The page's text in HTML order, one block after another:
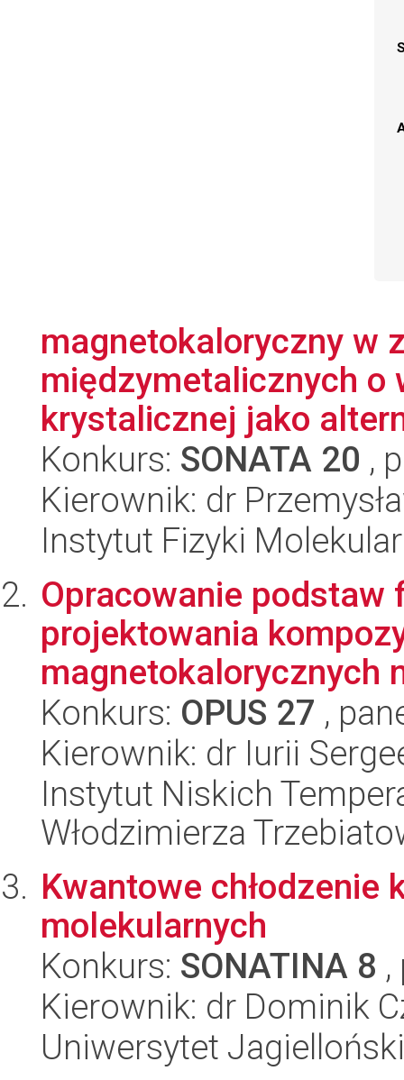
magnetokaloryczny w
międzymetalicznych
krystalicznej jako
Konkurs: SONATA 20 ,
Kierownik: dr
Instytut Fizyki
Opracowanie podstaw
projektowania
magnetokalorycznych
Konkurs: OPUS 27 ,
Kierownik: dr Iurii
Instytut Niskich
Włodzimierza
Kwantowe chłodzenie
molekularnych
Konkurs: SONATINA 8
Kierownik: dr Dominik
Uniwersytet Jagielloński